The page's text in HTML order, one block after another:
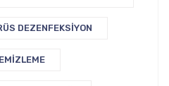
DEZENFEKSIYON